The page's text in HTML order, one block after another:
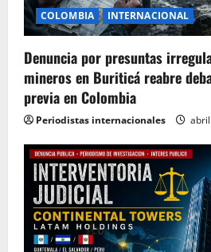
COLOMBIA INTERNACIONAL
Denuncia por presuntas
mineros en Buriticá reabre
previa en Colombia
Periodistas internacionales